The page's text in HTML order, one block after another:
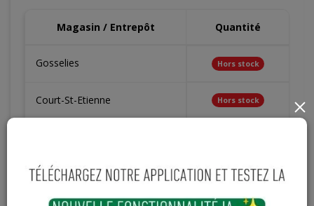
Magasin / Entrepôt Quantité
Gosselies Hors stock
Court-St-Etienne Hors stock
Contactez Diffusion Menuiserie pour obtenir le temps de
réapprovisionnement pour ce produit
×